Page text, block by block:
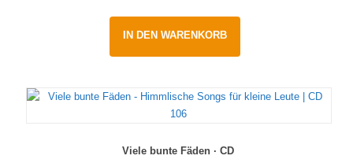
IN DEN WARENKORB
Viele bunte Fäden · CD